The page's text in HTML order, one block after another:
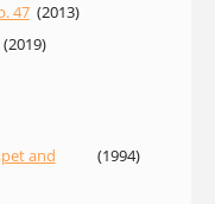
47 (2013)
(2019)
and
(1994)